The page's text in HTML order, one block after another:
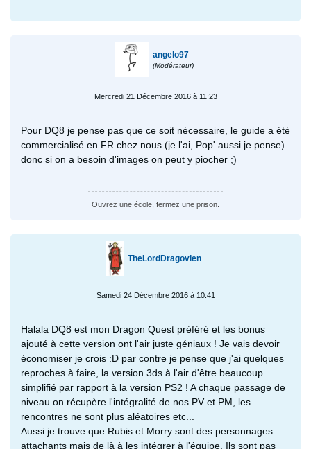
angelo97
(Modérateur)
Mercredi 21 Décembre 2016 à 11:23
Pour DQ8 je pense pas que ce soit nécessaire, le guide a été
commercialisé en FR chez nous (je l'ai, Pop' aussi je pense)
donc si on a besoin d'images on peut y piocher ;)
Ouvrez une école, fermez une prison.
TheLordDragovien
Samedi 24 Décembre 2016 à 10:41
Halala DQ8 est mon Dragon Quest préféré et les bonus
ajouté à cette version ont l'air juste géniaux ! Je vais devoir
économiser je crois :D par contre je pense que j'ai quelques
reproches à faire, la version 3ds à l'air d'être beaucoup
simplifié par rapport à la version PS2 ! A chaque passage de
niveau on récupère l'intégralité de nos PV et PM, les
rencontres ne sont plus aléatoires etc...
Aussi je trouve que Rubis et Morry sont des personnages
attachants mais de là à les intégrer à l'équipe. Ils sont pas